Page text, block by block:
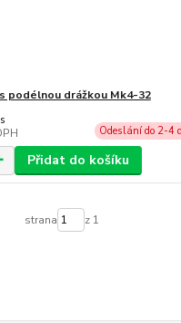
podélnou drážkou Mk4-32
Odeslání do 2-4
Přidat do košíku
strana z 1